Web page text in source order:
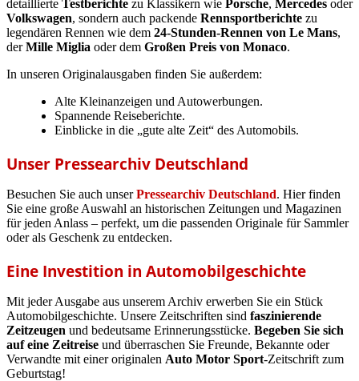
detaillierte Testberichte zu Klassikern wie Porsche, Mercedes oder
Volkswagen, sondern auch packende Rennsportberichte zu
legendären Rennen wie dem 24-Stunden-Rennen von Le Mans,
derMille Miglia oder dem Großen Preis von Monaco.
In unseren Originalausgaben finden Sie außerdem:
Alte Kleinanzeigen und Autowerbungen.
Spannende Reiseberichte.
Einblicke in die „gute alte Zeit“ des Automobils.
Unser Pressearchiv Deutschland
Besuchen Sie auch unserPressearchiv Deutschland. Hier finden
Sie eine große Auswahl an historischen Zeitungen und Magazinen
für jeden Anlass – perfekt, um die passenden Originale für Sammler
oder als Geschenk zu entdecken.
Eine Investition in Automobilgeschichte
Mit jeder Ausgabe aus unserem Archiv erwerben Sie ein Stück
Automobilgeschichte. Unsere Zeitschriften sind faszinierende
Zeitzeugen und bedeutsame Erinnerungsstücke. Begeben Sie sich
auf eine Zeitreise und überraschen Sie Freunde, Bekannte oder
Verwandte mit einer originalen Auto Motor Sport-Zeitschrift zum
Geburtstag!